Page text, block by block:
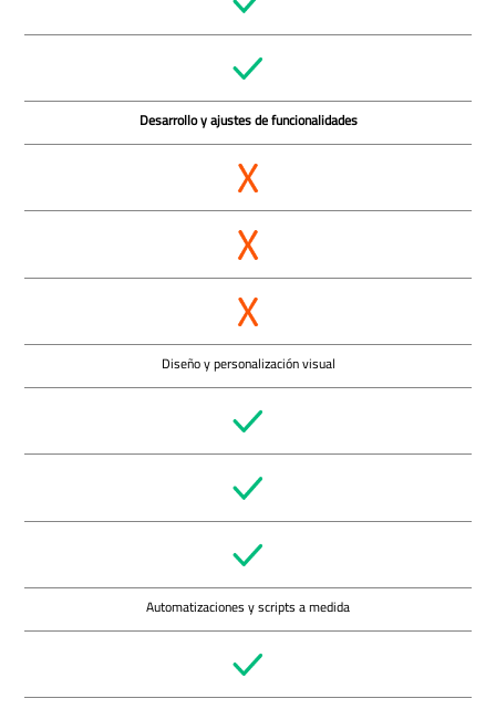
Desarrollo y ajustes de funcionalidades
Diseño y personalización visual
Automatizaciones y scripts a medida